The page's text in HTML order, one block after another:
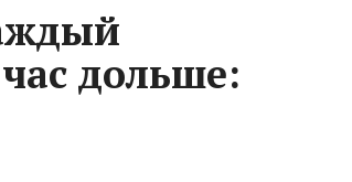
дольше: